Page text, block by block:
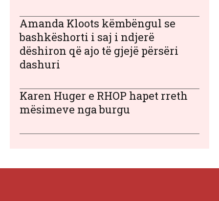
Amanda Kloots këmbëngul se
bashkëshorti i saj i ndjerë
dëshiron që ajo të gjejë përsëri
dashuri
Karen Huger e RHOP hapet rreth
mësimeve nga burgu